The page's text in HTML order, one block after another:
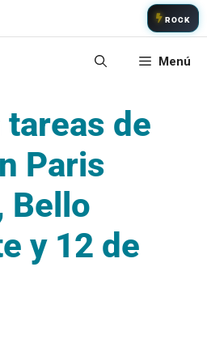
ROCK
Menú
tareas de
Paris
Bello
y 12 de